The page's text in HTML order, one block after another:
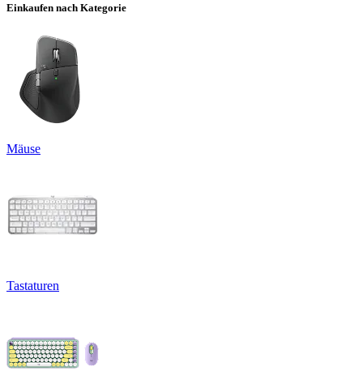
Einkaufen nach Kategorie
Mäuse
Tastaturen